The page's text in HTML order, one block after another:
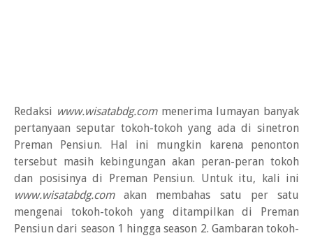
Redaksi www.wisatabdg.com menerima lumayan banyak
pertanyaan seputar tokoh-tokoh yang ada di sinetron
Preman Pensiun. Hal ini mungkin karena penonton
tersebut masih kebingungan akan peran-peran tokoh
dan posisinya di Preman Pensiun. Untuk itu, kali ini
www.wisatabdg.comakan membahas satu per satu
mengenai tokoh-tokoh yang ditampilkan di Preman
Pensiun dari season 1 hingga season 2. Gambaran tokoh-